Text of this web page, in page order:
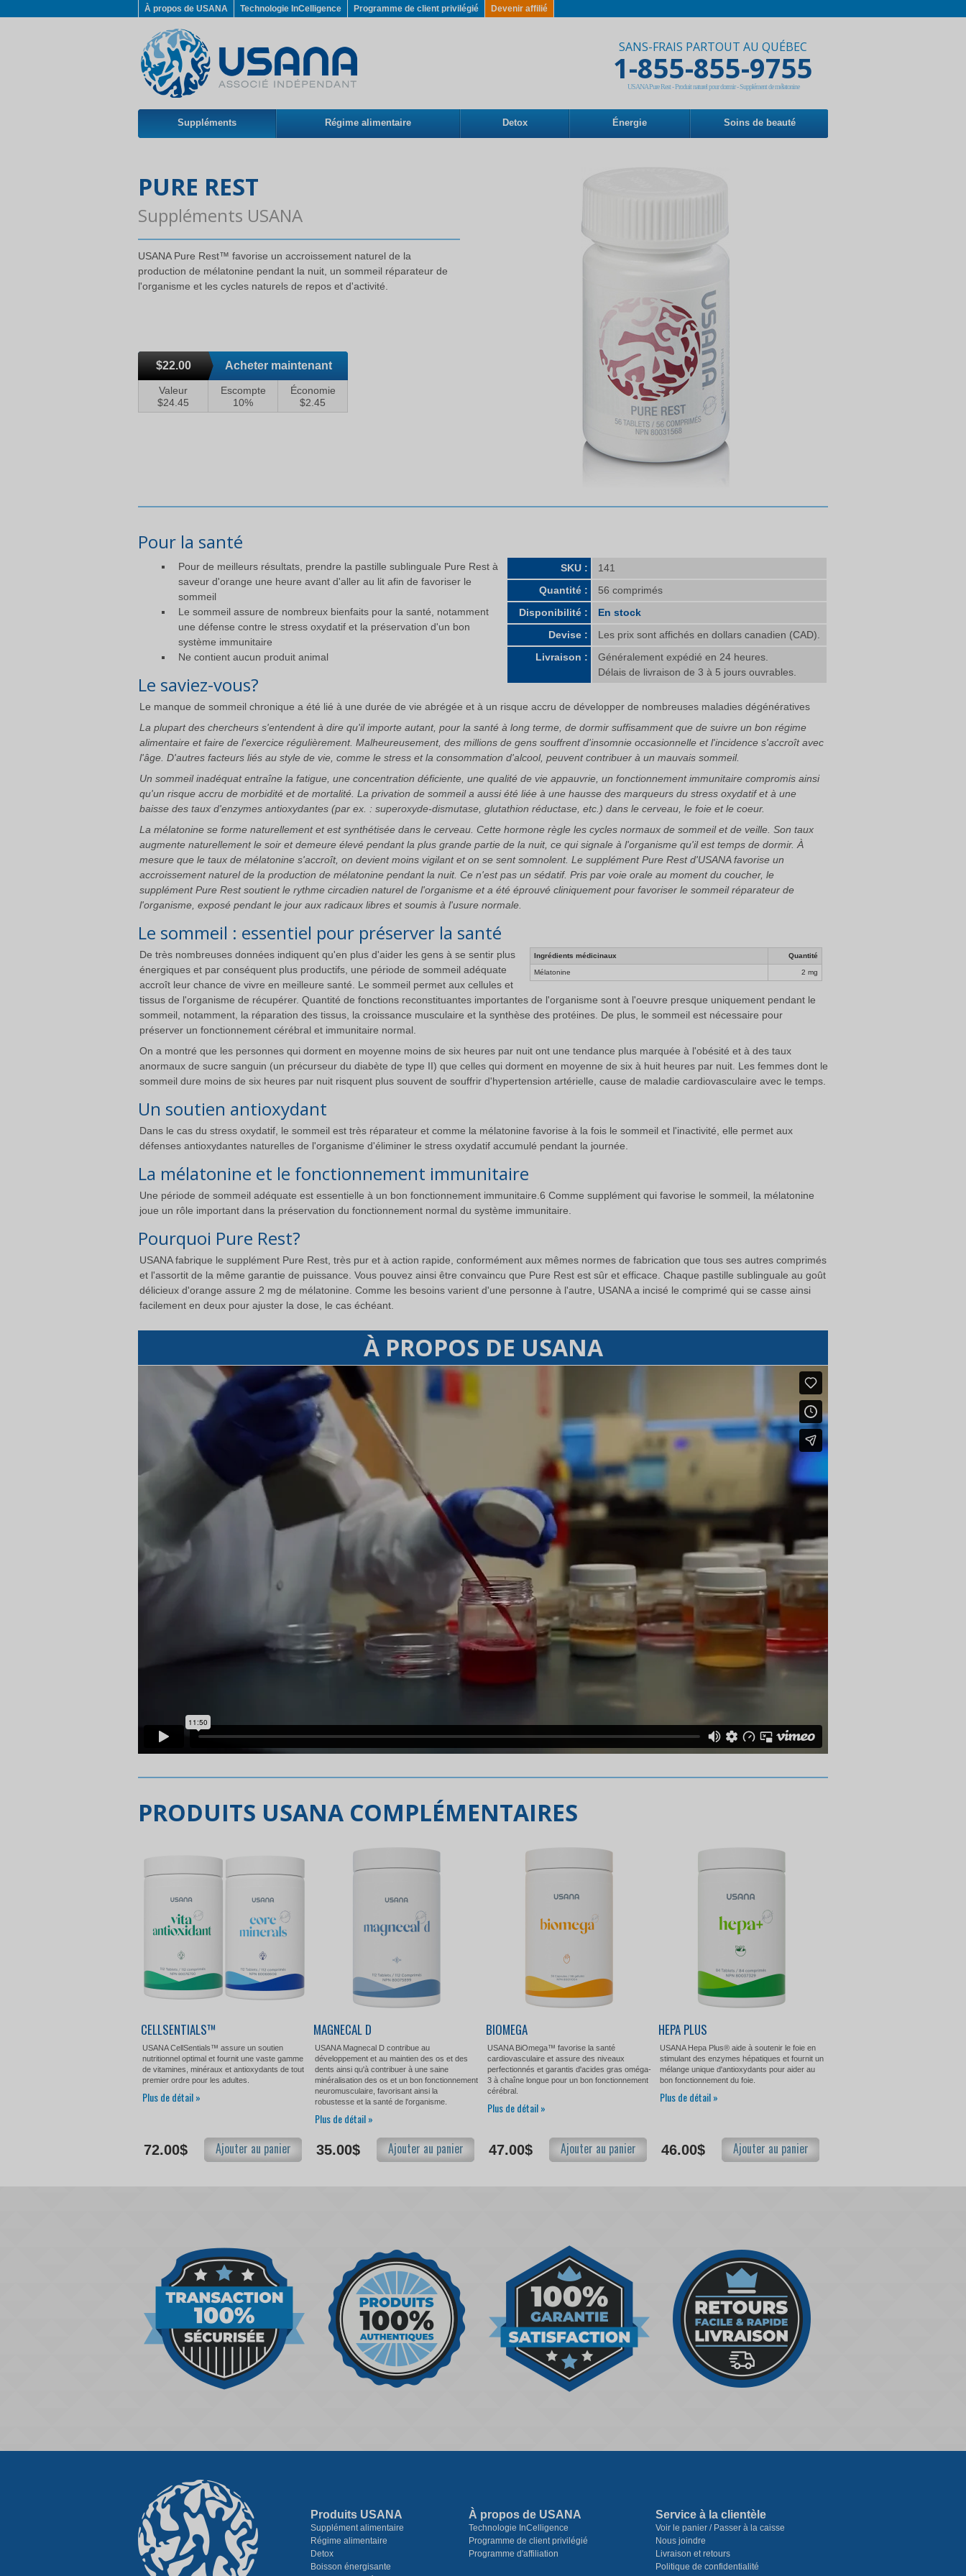
À propos de USANA Technologie InCelligence Programme de client privilégié Devenir affilié
SANS-FRAIS PARTOUT AU QUÉBEC
1-855-855-9755
USANA Pure Rest - Produit naturel pour dormir - Supplément de mélatonine
Suppléments Régime alimentaire Detox Énergie Soins de beauté
PURE REST
Suppléments USANA
USANA Pure Rest™ favorise un accroissement naturel de la
production de mélatonine pendant la nuit, un sommeil réparateur de
l'organisme et les cycles naturels de repos et d'activité.
$22.00 Acheter maintenant
Valeur
$24.45
Escompte
10%
Économie
$2.45
Pour la santé
SKU :
141
Quantité :
56 comprimés
Disponibilité :
En stock
Devise :
Les prix sont affichés en dollars canadien (CAD).
Livraison :
Généralement expédié en 24 heures.
Délais de livraison de 3 à 5 jours ouvrables.
Pour de meilleurs résultats, prendre la pastille sublinguale Pure Rest à
saveur d'orange une heure avant d'aller au lit afin de favoriser le
sommeil
Le sommeil assure de nombreux bienfaits pour la santé, notamment
une défense contre le stress oxydatif et la préservation d'un bon
système immunitaire
Ne contient aucun produit animal
Le saviez-vous?
Le manque de sommeil chronique a été lié à une durée de vie abrégée et à un risque accru de développer de nombreuses maladies dégénératives
La plupart des chercheurs s'entendent à dire qu'il importe autant, pour la santé à long terme, de dormir suffisamment que de suivre un bon régime
alimentaire et faire de l'exercice régulièrement. Malheureusement, des millions de gens souffrent d'insomnie occasionnelle et l'incidence s'accroît avec
l'âge. D'autres facteurs liés au style de vie, comme le stress et la consommation d'alcool, peuvent contribuer à un mauvais sommeil.
Un sommeil inadéquat entraîne la fatigue, une concentration déficiente, une qualité de vie appauvrie, un fonctionnement immunitaire compromis ainsi
qu'un risque accru de morbidité et de mortalité. La privation de sommeil a aussi été liée à une hausse des marqueurs du stress oxydatif et à une
baisse des taux d'enzymes antioxydantes (par ex. : superoxyde-dismutase, glutathion réductase, etc.) dans le cerveau, le foie et le coeur.
La mélatonine se forme naturellement et est synthétisée dans le cerveau. Cette hormone règle les cycles normaux de sommeil et de veille. Son taux
augmente naturellement le soir et demeure élevé pendant la plus grande partie de la nuit, ce qui signale à l'organisme qu'il est temps de dormir. À
mesure que le taux de mélatonine s'accroît, on devient moins vigilant et on se sent somnolent. Le supplément Pure Rest d'USANA favorise un
accroissement naturel de la production de mélatonine pendant la nuit. Ce n'est pas un sédatif. Pris par voie orale au moment du coucher, le
supplément Pure Rest soutient le rythme circadien naturel de l'organisme et a été éprouvé cliniquement pour favoriser le sommeil réparateur de
l'organisme, exposé pendant le jour aux radicaux libres et soumis à l'usure normale.
Le sommeil : essentiel pour préserver la santé
Ingrédients médicinaux Quantité
Mélatonine 2 mg
De très nombreuses données indiquent qu'en plus d'aider les gens à se sentir plus
énergiques et par conséquent plus productifs, une période de sommeil adéquate
accroît leur chance de vivre en meilleure santé. Le sommeil permet aux cellules et
tissus de l'organisme de récupérer. Quantité de fonctions reconstituantes importantes de l'organisme sont à l'oeuvre presque uniquement pendant le
sommeil, notamment, la réparation des tissus, la croissance musculaire et la synthèse des protéines. De plus, le sommeil est nécessaire pour
préserver un fonctionnement cérébral et immunitaire normal.
On a montré que les personnes qui dorment en moyenne moins de six heures par nuit ont une tendance plus marquée à l'obésité et à des taux
anormaux de sucre sanguin (un précurseur du diabète de type II) que celles qui dorment en moyenne de six à huit heures par nuit. Les femmes dont le
sommeil dure moins de six heures par nuit risquent plus souvent de souffrir d'hypertension artérielle, cause de maladie cardiovasculaire avec le temps.
Un soutien antioxydant
Dans le cas du stress oxydatif, le sommeil est très réparateur et comme la mélatonine favorise à la fois le sommeil et l'inactivité, elle permet aux
défenses antioxydantes naturelles de l'organisme d'éliminer le stress oxydatif accumulé pendant la journée.
La mélatonine et le fonctionnement immunitaire
Une période de sommeil adéquate est essentielle à un bon fonctionnement immunitaire.6 Comme supplément qui favorise le sommeil, la mélatonine
joue un rôle important dans la préservation du fonctionnement normal du système immunitaire.
Pourquoi Pure Rest?
USANA fabrique le supplément Pure Rest, très pur et à action rapide, conformément aux mêmes normes de fabrication que tous ses autres comprimés
et l'assortit de la même garantie de puissance. Vous pouvez ainsi être convaincu que Pure Rest est sûr et efficace. Chaque pastille sublinguale au goût
délicieux d'orange assure 2 mg de mélatonine. Comme les besoins varient d'une personne à l'autre, USANA a incisé le comprimé qui se casse ainsi
facilement en deux pour ajuster la dose, le cas échéant.
À PROPOS DE USANA
PRODUITS USANA COMPLÉMENTAIRES
CELLSENTIALS™
USANA CellSentials™ assure un soutien
nutritionnel optimal et fournit une vaste gamme
de vitamines, minéraux et antioxydants de tout
premier ordre pour les adultes.
Plus de détail »
72.00$ Ajouter au panier
MAGNECAL D
USANA Magnecal D contribue au
développement et au maintien des os et des
dents ainsi qu'à contribuer à une saine
minéralisation des os et un bon fonctionnement
neuromusculaire, favorisant ainsi la
robustesse et la santé de l'organisme.
Plus de détail »
35.00$ Ajouter au panier
BIOMEGA
USANA BiOmega™ favorise la santé
cardiovasculaire et assure des niveaux
perfectionnés et garantis d'acides gras oméga-
3 à chaîne longue pour un bon fonctionnement
cérébral.
Plus de détail »
47.00$ Ajouter au panier
HEPA PLUS
USANA Hepa Plus® aide à soutenir le foie en
stimulant des enzymes hépatiques et fournit un
mélange unique d'antioxydants pour aider au
bon fonctionnement du foie.
Plus de détail »
46.00$ Ajouter au panier
Produits USANA
Supplément alimentaire
Régime alimentaire
Detox
Boisson énergisante
À propos de USANA
Technologie InCelligence
Programme de client privilégié
Programme d'affiliation
Service à la clientèle
Voir le panier / Passer à la caisse
Nous joindre
Livraison et retours
Politique de confidentialité